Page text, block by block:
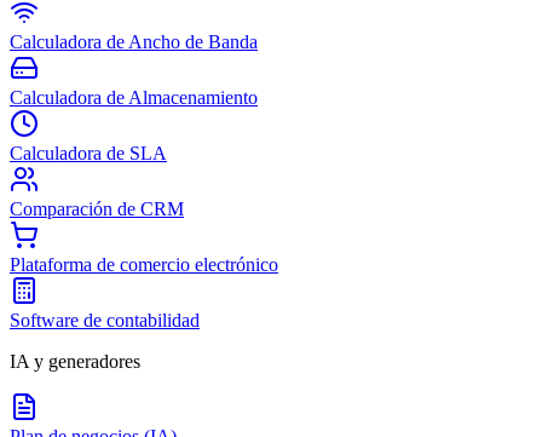
Calculadora de Ancho de Banda
Calculadora de Almacenamiento
Calculadora de SLA
Comparación de CRM
Plataforma de comercio electrónico
Software de contabilidad
IA y generadores